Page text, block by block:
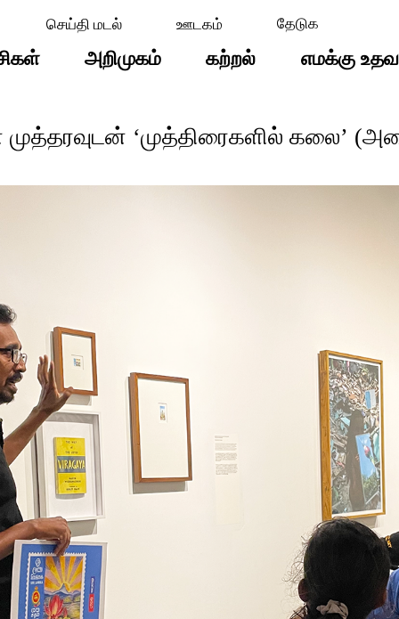
செய்தி மடல் ஊடகம்
அறிமுகம் கற்றல் எமக்கு உதவ
‘முத்திரைகளில் கலை’